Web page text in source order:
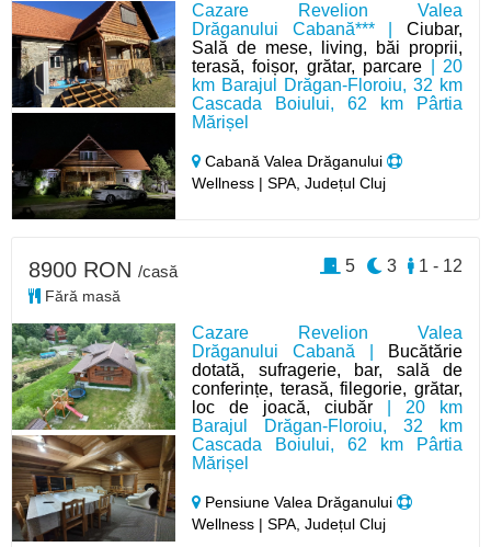
Cazare Revelion Valea
Drăganului Cabană*** | Ciubar,
Sală de mese, living, băi proprii,
terasă, foișor, grătar, parcare | 20
km Barajul Drăgan-Floroiu, 32 km
Cascada Boiului, 62 km Pârtia
Mărișel
Cabană Valea Drăganului
Wellness | SPA, Județul Cluj
Cazare Revelion Valea
Drăganului Cabană |
Bucătărie
dotată, sufragerie, bar, sală de
conferințe, terasă, filegorie, grătar,
loc de joacă, ciubăr | 20 km
Barajul Drăgan-Floroiu, 32 km
Cascada Boiului, 62 km Pârtia
Mărișel
Pensiune Valea Drăganului
Wellness | SPA, Județul Cluj
8900 RON /casă
Fără masă
1 - 12
3
5